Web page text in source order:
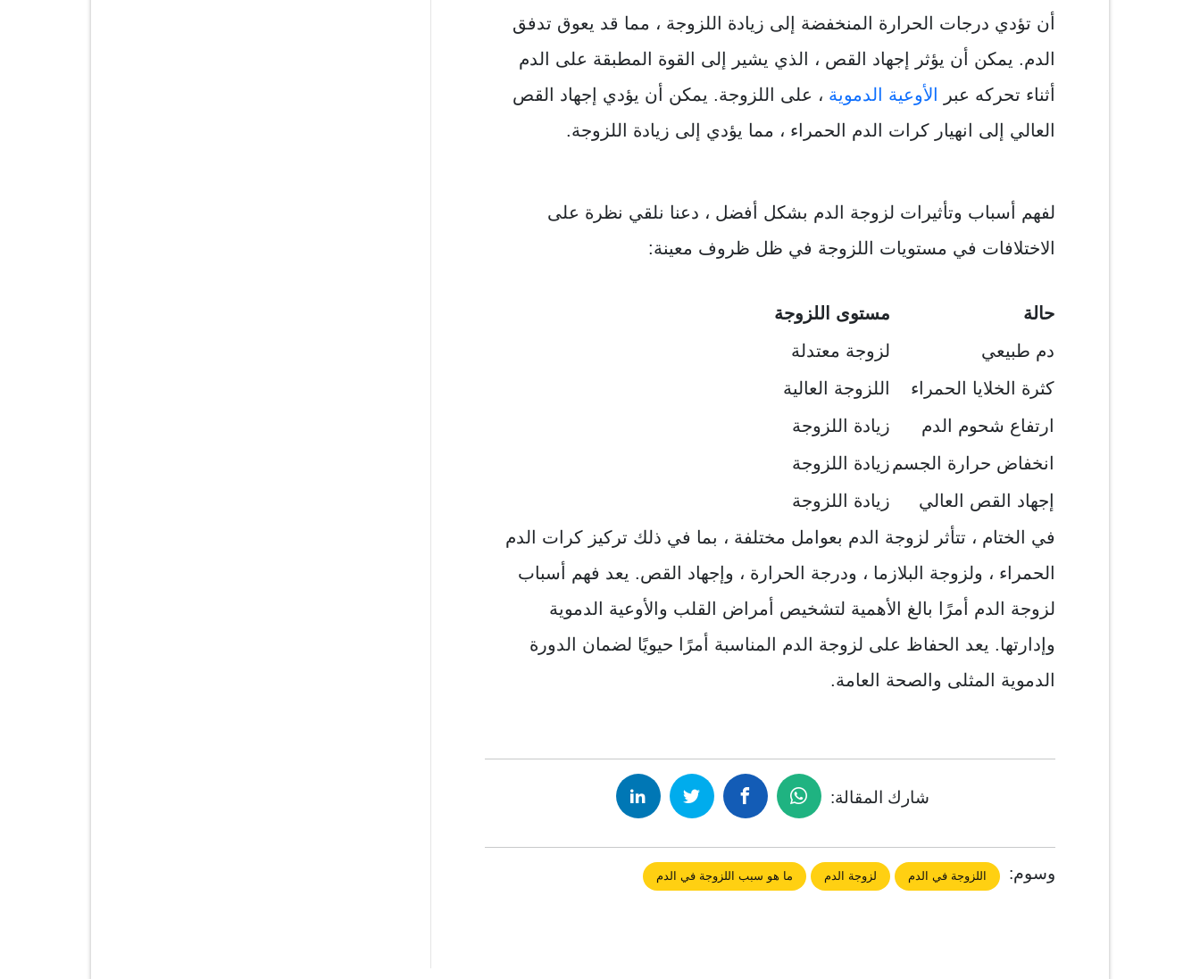
أن تؤدي درجات الحرارة المنخفضة إلى زيادة اللزوجة ، مما قد يعوق تدفق
الدم. يمكن أن يؤثر إجهاد القص ، الذي يشير إلى القوة المطبقة على الدم
أثناء تحركه عبر
الأوعية الدموية ، على اللزوجة. يمكن أن يؤدي إجهاد القص
العالي إلى انهيار كرات الدم الحمراء ، مما يؤدي إلى زيادة اللزوجة.
لفهم أسباب وتأثيرات لزوجة الدم بشكل أفضل ، دعنا نلقي نظرة على
الاختلافات في مستويات اللزوجة في ظل ظروف معينة:
حالة
مستوى اللزوجة
دم طبيعي
لزوجة معتدلة
كثرة الخلايا الحمراء
اللزوجة العالية
ارتفاع شحوم الدم
زيادة اللزوجة
انخفاض حرارة الجسم زيادة اللزوجة
إجهاد القص العالي
زيادة اللزوجة
في الختام ، تتأثر لزوجة الدم بعوامل مختلفة ، بما في ذلك تركيز كرات الدم
الحمراء ، ولزوجة البلازما ، ودرجة الحرارة ، وإجهاد القص. يعد فهم أسباب
لزوجة الدم أمرًا بالغ الأهمية لتشخيص أمراض القلب والأوعية الدموية
وإدارتها. يعد الحفاظ على لزوجة الدم المناسبة أمرًا حيويًا لضمان الدورة
الدموية المثلى والصحة العامة.
شارك المقالة:
وسوم: اللزوجة في الدم لزوجة الدم ما هو سبب اللزوجة في الدم